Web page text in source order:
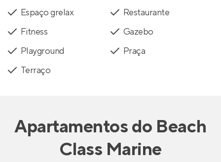
Espaço grelax
Restaurante
Fitness
Gazebo
Playground
Praça
Terraço
Apartamentosdo Beach
Class Marine